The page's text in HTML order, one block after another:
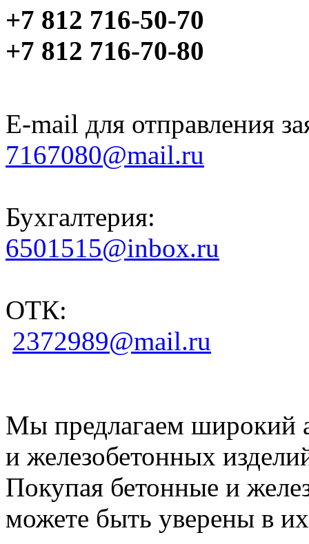
+7 812 716-50-70
+7 812 716-70-80
E-mail для отправления
7167080@mail.ru
Бухгалтерия:
6501515@inbox.ru
ОТК:
2372989@mail.ru
Мы предлагаем широкий
и железобетонных
Покупая бетонные и
можете быть уверены в их